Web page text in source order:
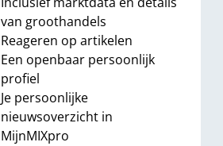
van groothandels
Reageren op artikelen
Een openbaar persoonlijk
profiel
Je persoonlijke
nieuwsoverzicht in
MijnMIXpro